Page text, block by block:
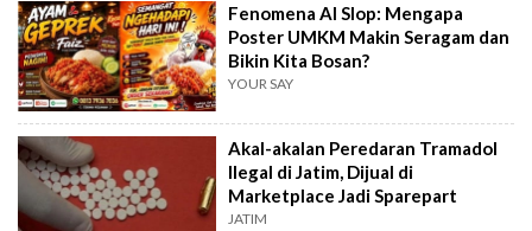
Fenomena AI Slop: Mengapa
Poster UMKM Makin Seragam dan
Bikin Kita Bosan?
YOUR SAY
Akal-akalan Peredaran Tramadol
Ilegal di Jatim, Dijual di
Marketplace Jadi Sparepart
JATIM